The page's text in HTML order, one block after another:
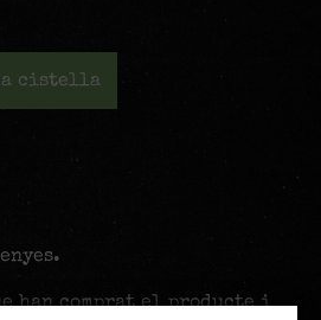
cistella
han comprat el producte i